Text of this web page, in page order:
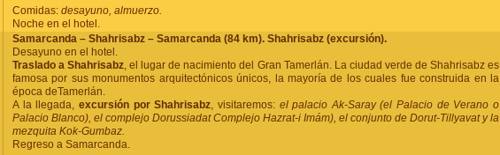
Comidas: desayuno, almuerzo.
Noche en el hotel.
Samarcanda – Shahrisabz – Samarcanda (84 km). Shahrisabz (excursión).
Desayuno en el hotel.
Traslado a Shahrisabz, el lugar de nacimiento del Gran Tamerlán. La ciudad verde de Shahrisabz es
famosa por sus monumentos arquitectónicos únicos, la mayoría de los cuales fue construida en la
época deTamerlán.
A la llegada, excursión por Shahrisabz, visitaremos: el palacio Ak-Saray (el Palacio de Verano o
Palacio Blanco), el complejo Dorussiadat Complejo Hazrat-i Imám), el conjunto de Dorut-Tillyavat y la
mezquita Kok-Gumbaz.
Regreso a Samarcanda.